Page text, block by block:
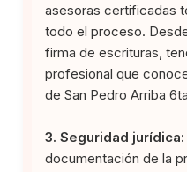
asesoras certificadas
todo el proceso.
firma de escrituras,
profesional que
de San Pedro Arriba
3. Seguridad jurídica:
documentación de la